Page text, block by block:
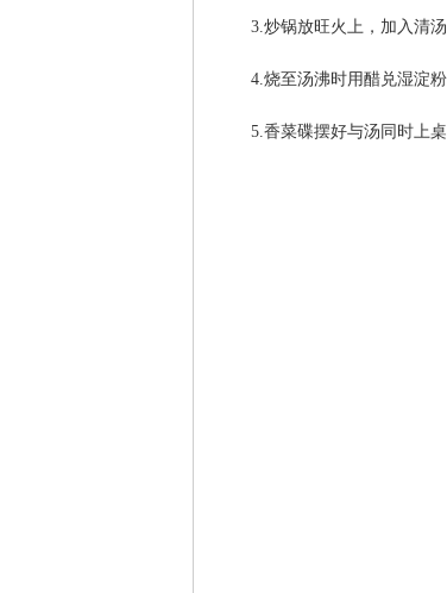
3.炒锅放旺火上，加入清
4.烧至汤沸时用醋兑湿淀
5.香菜碟摆好与汤同时上桌